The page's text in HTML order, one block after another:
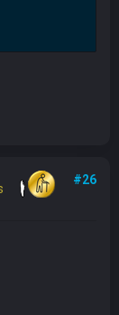
#26